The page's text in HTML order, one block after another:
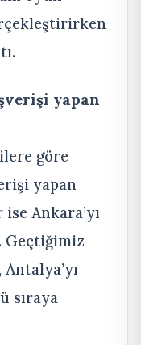
yapan
göre
yapan
Ankara’yı
Geçtiğimiz
sıraya